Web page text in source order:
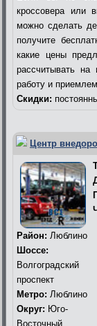
кроссовера или
можно сделать
получите
какие цены
рассчитывать на
работу и
Скидки:
Центр
Район: Люблино
Шоссе:
Волгоградский
проспект
Метро: Люблино
Округ: Юго-
Восточный